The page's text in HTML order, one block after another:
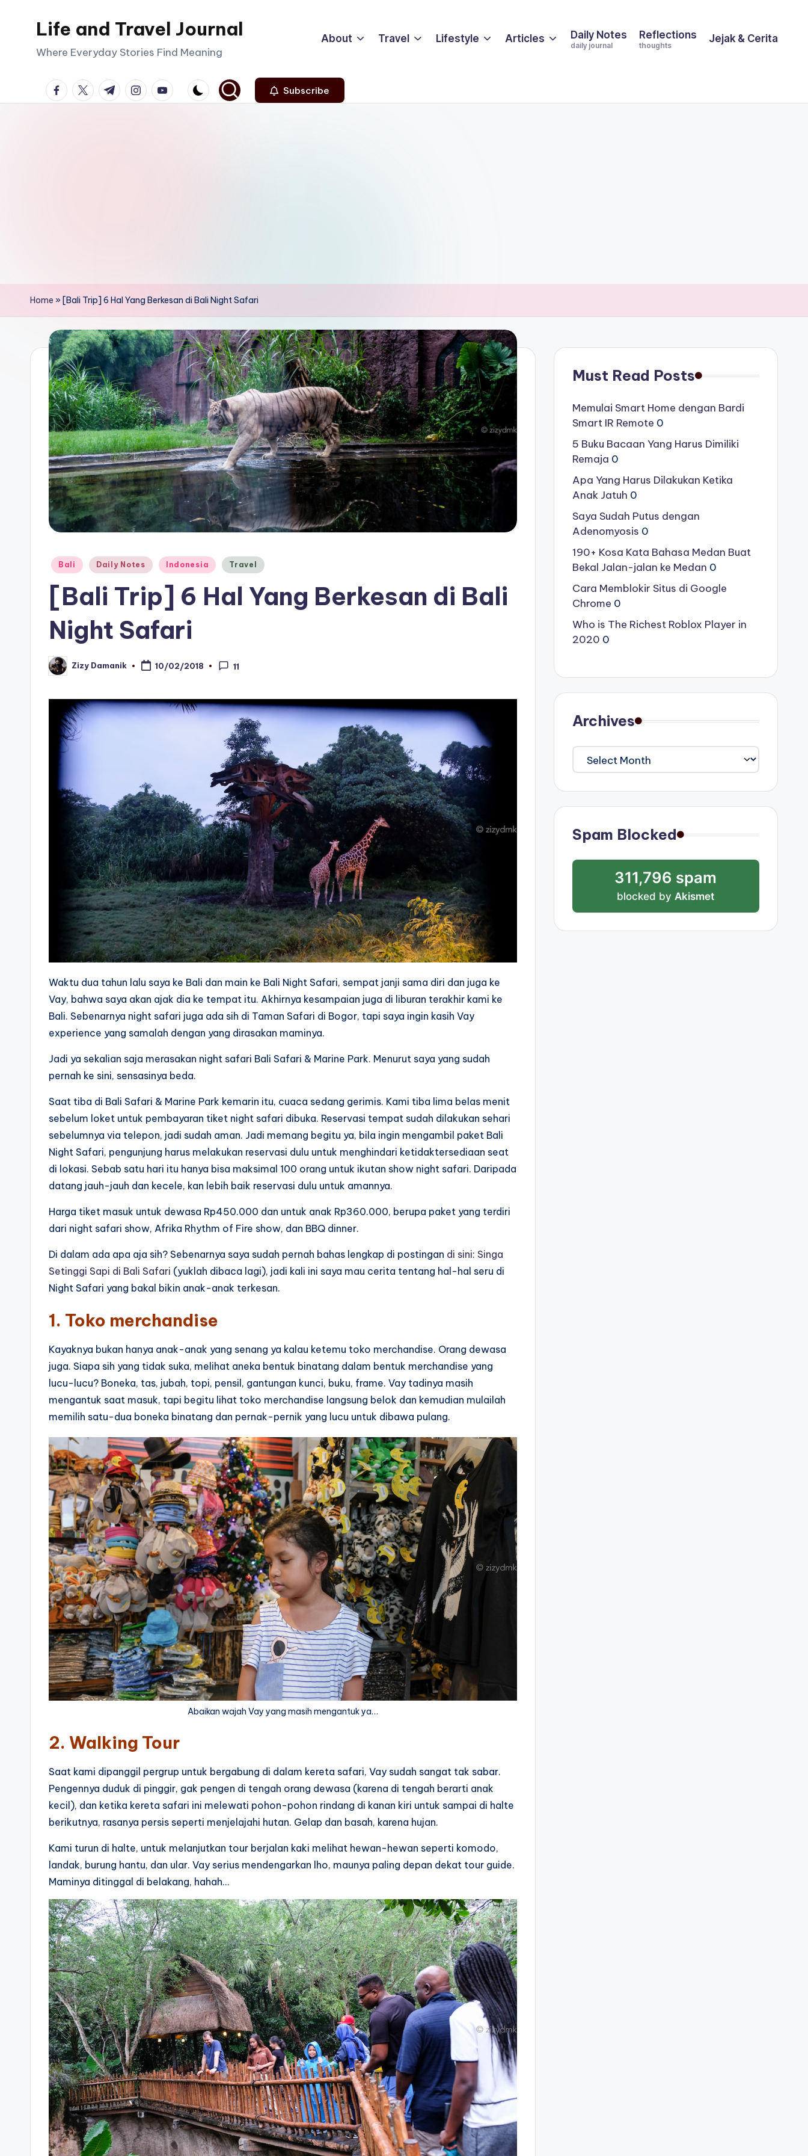
Life and Travel Journal
Where Everyday Stories Find Meaning
About Travel Lifestyle Articles Daily Notes
daily journal
Reflections
thoughts
Jejak & Cerita
facebook.com
twitter.com
t.me instagram.com
youtube.com Subscribe
Home » [Bali Trip] 6 Hal Yang Berkesan di Bali Night Safari
Posted
Bali Daily Notes Indonesia Travel
[Bali Trip] 6 Hal Yang Berkesan di Bali
Night Safari
Posted
by
Zizy Damanik 10/02/2018 11
Waktu dua tahun lalu saya ke Bali dan main ke Bali Night Safari, sempat janji sama diri dan juga ke
Vay, bahwa saya akan ajak dia ke tempat itu. Akhirnya kesampaian juga di liburan terakhir kami ke
Bali. Sebenarnya night safari juga ada sih di Taman Safari di Bogor, tapi saya ingin kasih Vay
experience yang samalah dengan yang dirasakan maminya.
Jadi ya sekalian saja merasakan night safari Bali Safari & Marine Park. Menurut saya yang sudah
pernah ke sini, sensasinya beda.
Saat tiba di Bali Safari & Marine Park kemarin itu, cuaca sedang gerimis. Kami tiba lima belas menit
sebelum loket untuk pembayaran tiket night safari dibuka. Reservasi tempat sudah dilakukan sehari
sebelumnya via telepon, jadi sudah aman. Jadi memang begitu ya, bila ingin mengambil paket Bali
Night Safari, pengunjung harus melakukan reservasi dulu untuk menghindari ketidaktersediaan seat
di lokasi. Sebab satu hari itu hanya bisa maksimal 100 orang untuk ikutan show night safari. Daripada
datang jauh-jauh dan kecele, kan lebih baik reservasi dulu untuk amannya.
Harga tiket masuk untuk dewasa Rp450.000 dan untuk anak Rp360.000, berupa paket yang terdiri
dari night safari show, Afrika Rhythm of Fire show, dan BBQ dinner.
Di dalam ada apa aja sih? Sebenarnya saya sudah pernah bahas lengkap di postingan di sini: Singa
Setinggi Sapi di Bali Safari (yuklah dibaca lagi), jadi kali ini saya mau cerita tentang hal-hal seru di
Night Safari yang bakal bikin anak-anak terkesan.
1. Toko merchandise
Kayaknya bukan hanya anak-anak yang senang ya kalau ketemu toko merchandise. Orang dewasa
juga. Siapa sih yang tidak suka, melihat aneka bentuk binatang dalam bentuk merchandise yang
lucu-lucu? Boneka, tas, jubah, topi, pensil, gantungan kunci, buku, frame. Vay tadinya masih
mengantuk saat masuk, tapi begitu lihat toko merchandise langsung belok dan kemudian mulailah
memilih satu-dua boneka binatang dan pernak-pernik yang lucu untuk dibawa pulang.
Abaikan wajah Vay yang masih mengantuk ya…
2. Walking Tour
Saat kami dipanggil pergrup untuk bergabung di dalam kereta safari, Vay sudah sangat tak sabar.
Pengennya duduk di pinggir, gak pengen di tengah orang dewasa (karena di tengah berarti anak
kecil), dan ketika kereta safari ini melewati pohon-pohon rindang di kanan kiri untuk sampai di halte
berikutnya, rasanya persis seperti menjelajahi hutan. Gelap dan basah, karena hujan.
Kami turun di halte, untuk melanjutkan tour berjalan kaki melihat hewan-hewan seperti komodo,
landak, burung hantu, dan ular. Vay serius mendengarkan lho, maunya paling depan dekat tour guide.
Maminya ditinggal di belakang, hahah…
Must Read Posts
Memulai Smart Home dengan Bardi
Smart IR Remote 0
5 Buku Bacaan Yang Harus Dimiliki
Remaja 0
Apa Yang Harus Dilakukan Ketika
Anak Jatuh 0
Saya Sudah Putus dengan
Adenomyosis 0
190+ Kosa Kata Bahasa Medan Buat
Bekal Jalan-jalan ke Medan 0
Cara Memblokir Situs di Google
Chrome 0
Who is The Richest Roblox Player in
2020 0
Archives
Archives
Spam Blocked
311,796 spam
blocked byAkismet